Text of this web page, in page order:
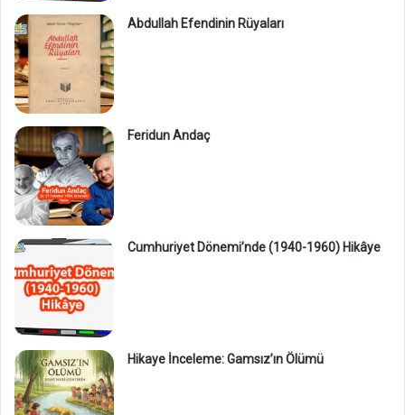
Abdullah Efendinin Rüyaları
Feridun Andaç
Cumhuriyet Dönemi’nde (1940-1960) Hikâye
Hikaye İnceleme: Gamsız’ın Ölümü